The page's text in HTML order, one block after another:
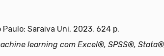
Paulo: Saraiva Uni, 2023. 624 p.
learning com Excel®, SPSS®,